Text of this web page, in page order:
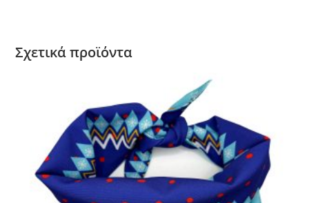
Σχετικά προϊόντα